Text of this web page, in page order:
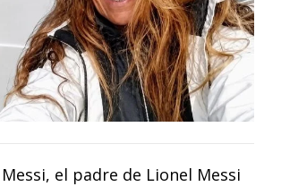
el padre de Lionel Messi